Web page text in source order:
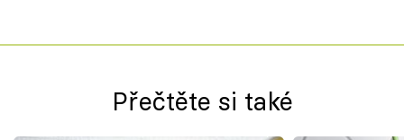
Přečtěte si také